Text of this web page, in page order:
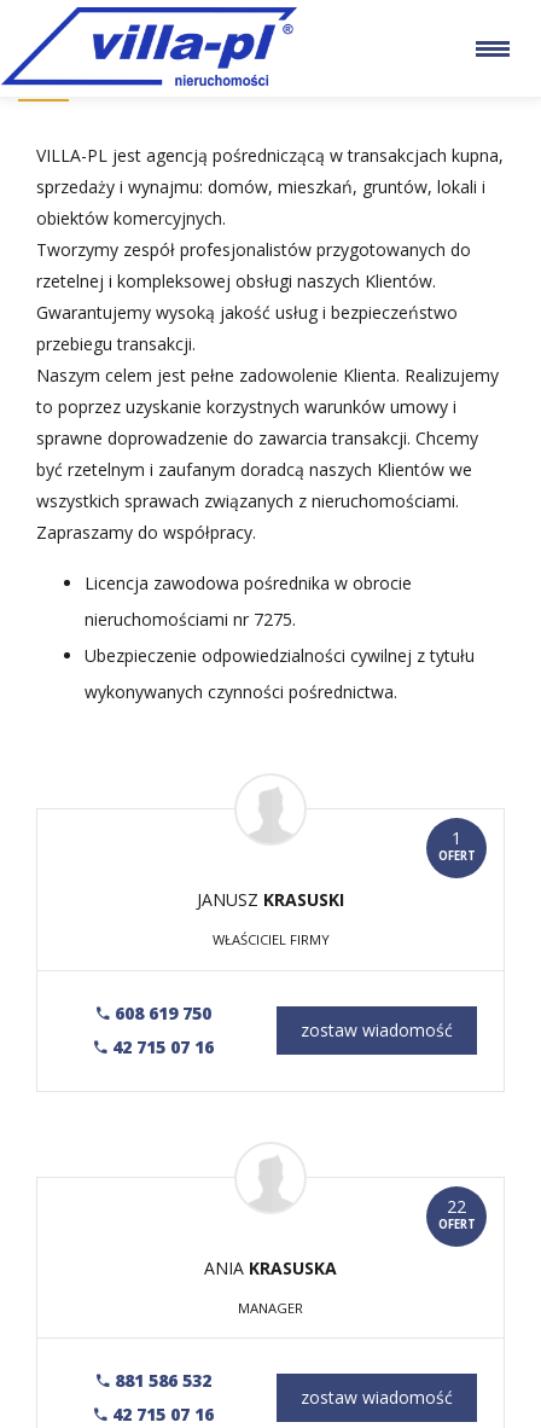
NASZ ZESPÓŁ
VILLA-PL jest agencją pośredniczącą w transakcjach kupna,
sprzedaży i wynajmu: domów, mieszkań, gruntów, lokali i
obiektów komercyjnych.
Tworzymy zespół profesjonalistów przygotowanych do
rzetelnej i kompleksowej obsługi naszych Klientów.
Gwarantujemy wysoką jakość usług i bezpieczeństwo
przebiegu transakcji.
Naszym celem jest pełne zadowolenie Klienta. Realizujemy
to poprzez uzyskanie korzystnych warunków umowy i
sprawne doprowadzenie do zawarcia transakcji. Chcemy
być rzetelnym i zaufanym doradcą naszych Klientów we
wszystkich sprawach związanych z nieruchomościami.
Zapraszamy do współpracy.
Licencja zawodowa pośrednika w obrocie
nieruchomościami nr 7275.
Ubezpieczenie odpowiedzialności cywilnej z tytułu
wykonywanych czynności pośrednictwa.
1
OFERT
JANUSZ KRASUSKI
WŁAŚCICIEL FIRMY
608 619 750
42 715 07 16
zostaw wiadomość
22
OFERT
ANIA KRASUSKA
MANAGER
881 586 532
42 715 07 16
zostaw wiadomość